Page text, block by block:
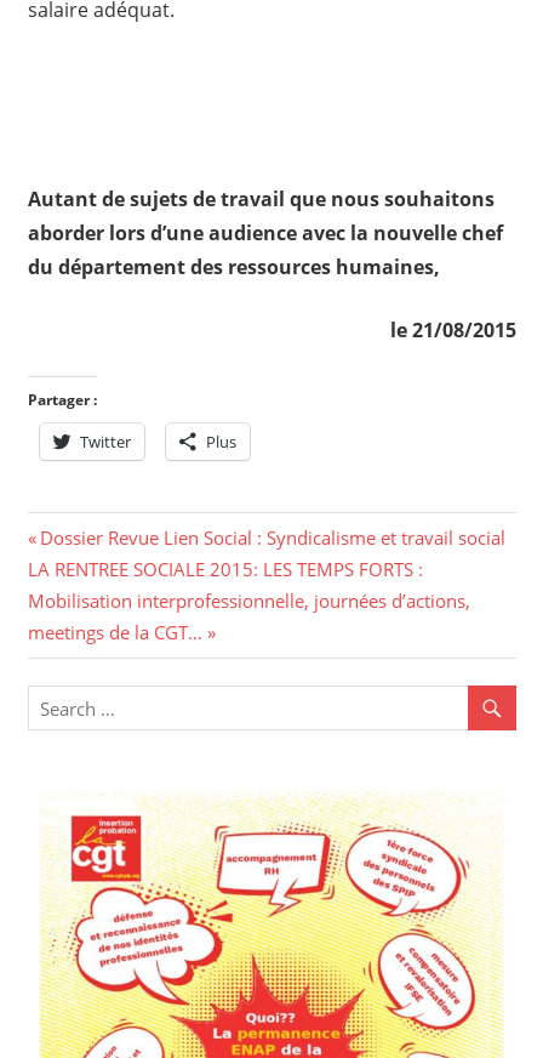
salaire adéquat.
Autant de sujets de travail que nous souhaitons
aborder lors d’une audience avec la nouvelle chef
du département des ressources humaines,
le 21/08/2015
Partager :
Twitter Plus
Navigation
de
l’article
Previous
Post:
Dossier Revue Lien Social : Syndicalisme et travail social
Next
Post:
LA RENTREE SOCIALE 2015: LES TEMPS FORTS :
Mobilisation interprofessionnelle, journées d’actions,
meetings de la CGT…